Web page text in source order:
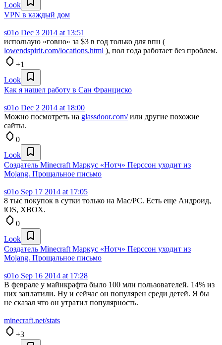
Look
VPN в каждый дом
s01o Dec 3 2014 at 13:51
использую «говно» за $3 в год только для впн (
lowendspirit.com/locations.html ), пол года работает без проблем.
+1
Look
Как я нашел работу в Сан Франциско
s01o Dec 2 2014 at 18:00
Можно посмотреть на glassdoor.com/или другие похожие
сайты.
0
Look
Создатель Minecraft Маркус «Нотч» Перссон уходит из
Mojang. Прощальное письмо
s01o Sep 17 2014 at 17:05
8 тыс покупок в сутки только на Mac/PC. Есть еще Андроид,
iOS, XBOX.
0
Look
Создатель Minecraft Маркус «Нотч» Перссон уходит из
Mojang. Прощальное письмо
s01o Sep 16 2014 at 17:28
В феврале у майнкрафта было 100 млн пользователей. 14% из
них заплатили. Ну и сейчас он популярен среди детей. Я бы
не сказал что он утратил популярность.
minecraft.net/stats
+3